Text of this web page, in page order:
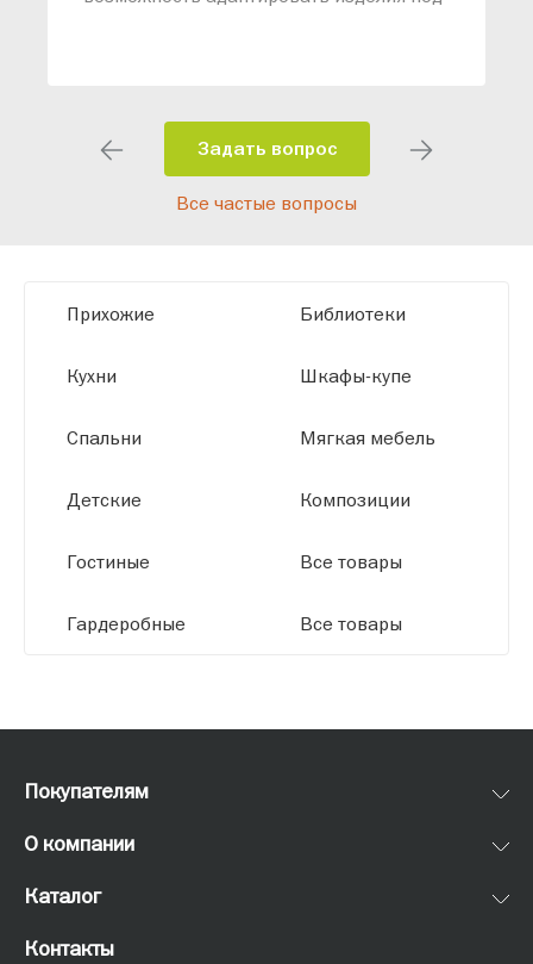
помещения и личные пожелания.
Благодаря современному
высокотехнологичному оборудованию
размерам.
Задать вопрос
Все частые вопросы
Прихожие
Кухни
Спальни
Детские
Гостиные
Гардеробные
Библиотеки
Шкафы-купе
Мягкая мебель
Композиции
Все товары
Все товары
Покупателям
О компании
Каталог
Контакты